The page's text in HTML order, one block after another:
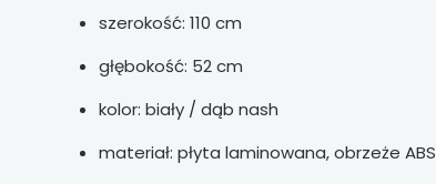
szerokość: 110 cm
głębokość: 52 cm
kolor: biały / dąb nash
materiał: płyta laminowana, obrzeże ABS